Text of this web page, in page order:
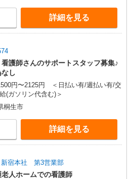
詳細を見る
護師さんのサポートスタッフ募集♪
なし
円〜2125円 ＜日払い有/週払い有/交
(ガソリン代含む)＞
桐生市
詳細を見る
宿本社 第3営業部
人ホームでの看護師